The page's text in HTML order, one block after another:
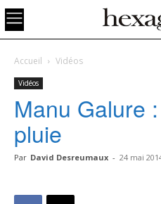
Accueil Vidéos
Vidéos
Manu Galure
pluie
Par David Desreumaux - 24 mai